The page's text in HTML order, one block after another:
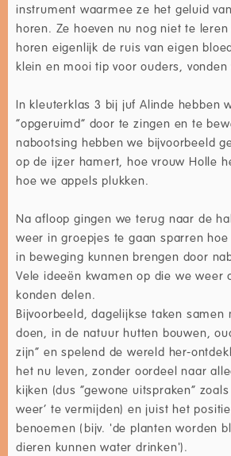
instrument waarmee ze het geluid
horen. Ze hoeven nu nog niet te
horen eigenlijk de ruis van eigen
klein en mooi tip voor ouders, vonden
In kleuterklas 3 bij juf Alinde hebben
“opgeruimd” door te zingen en te
nabootsing hebben we bijvoorbeeld
op de ijzer hamert, hoe vrouw Holle
hoe we appels plukken.
Na afloop gingen we terug naar de
weer in groepjes te gaan sparren
in beweging kunnen brengen door
Vele ideeën kwamen op die we weer
konden delen.
Bijvoorbeeld, dagelijkse taken samen
doen, in de natuur hutten bouwen,
zijn” en spelend de wereld her-
het nu leven, zonder oordeel naar
kijken (dus “gewone uitspraken”
weer’ te vermijden) en juist het
benoemen (bijv. 'de planten worden
dieren kunnen water drinken').